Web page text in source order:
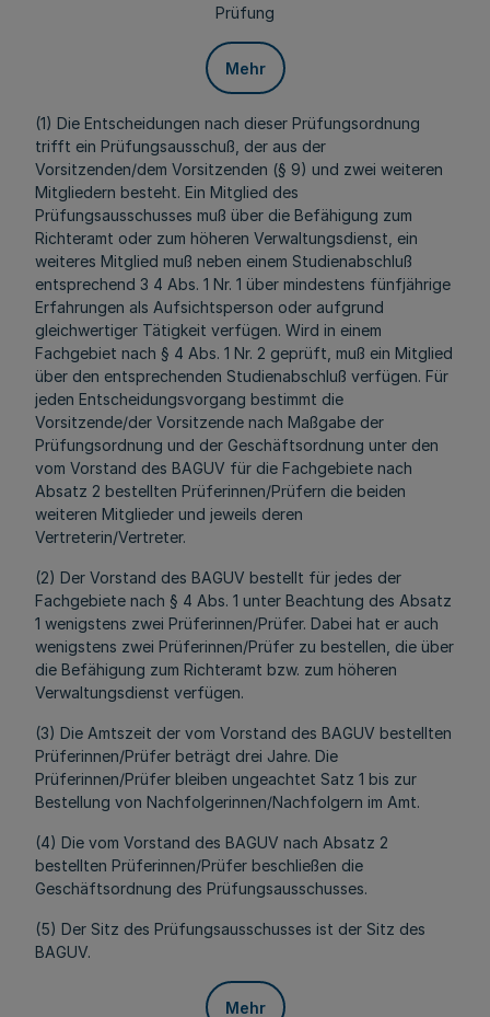
Prüfung
Mehr
(1) Die Entscheidungen nach dieser Prüfungsordnung
trifft ein Prüfungsausschuß, der aus der
Vorsitzenden/dem Vorsitzenden (§ 9) und zwei weiteren
Mitgliedern besteht. Ein Mitglied des
Prüfungsausschusses muß über die Befähigung zum
Richteramt oder zum höheren Verwaltungsdienst, ein
weiteres Mitglied muß neben einem Studienabschluß
entsprechend 3 4 Abs. 1 Nr. 1 über mindestens fünfjährige
Erfahrungen als Aufsichtsperson oder aufgrund
gleichwertiger Tätigkeit verfügen. Wird in einem
Fachgebiet nach § 4 Abs. 1 Nr. 2 geprüft, muß ein Mitglied
über den entsprechenden Studienabschluß verfügen. Für
jeden Entscheidungsvorgang bestimmt die
Vorsitzende/der Vorsitzende nach Maßgabe der
Prüfungsordnung und der Geschäftsordnung unter den
vom Vorstand des BAGUV für die Fachgebiete nach
Absatz 2 bestellten Prüferinnen/Prüfern die beiden
weiteren Mitglieder und jeweils deren
Vertreterin/Vertreter.
(2) Der Vorstand des BAGUV bestellt für jedes der
Fachgebiete nach § 4 Abs. 1 unter Beachtung des Absatz
1 wenigstens zwei Prüferinnen/Prüfer. Dabei hat er auch
wenigstens zwei Prüferinnen/Prüfer zu bestellen, die über
die Befähigung zum Richteramt bzw. zum höheren
Verwaltungsdienst verfügen.
(3) Die Amtszeit der vom Vorstand des BAGUV bestellten
Prüferinnen/Prüfer beträgt drei Jahre. Die
Prüferinnen/Prüfer bleiben ungeachtet Satz 1 bis zur
Bestellung von Nachfolgerinnen/Nachfolgern im Amt.
(4) Die vom Vorstand des BAGUV nach Absatz 2
bestellten Prüferinnen/Prüfer beschließen die
Geschäftsordnung des Prüfungsausschusses.
(5) Der Sitz des Prüfungsausschusses ist der Sitz des
BAGUV.
Mehr